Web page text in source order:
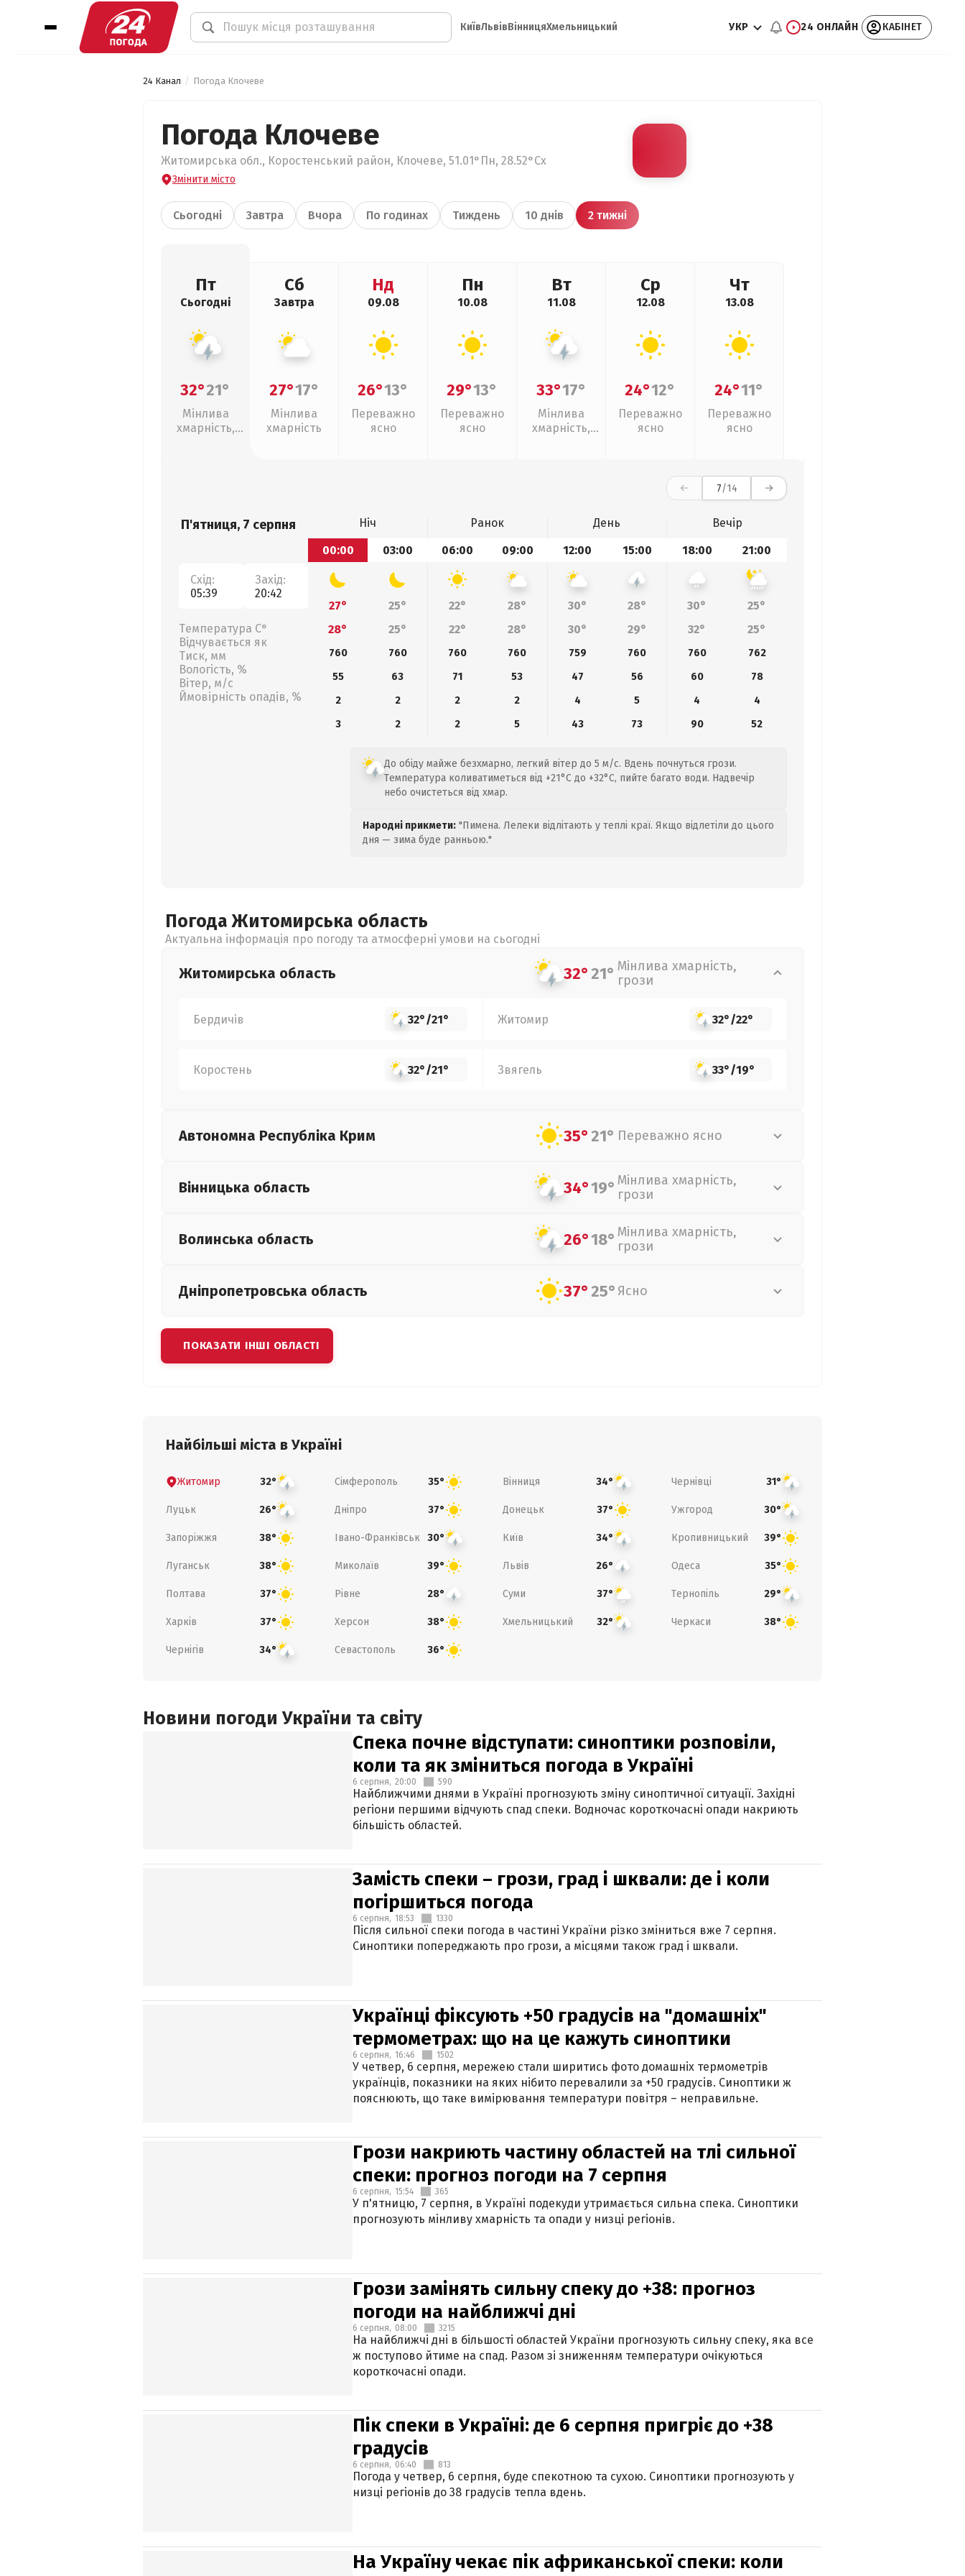
КиївЛьвівВінницяХмельницький УКР 24 ОНЛАЙН КАБІНЕТ
24 Канал Погода Клочеве
Погода Клочеве
Житомирська обл., Коростенський район, Клочеве, 51.01°Пн, 28.52°Сх
Змінити місто
Сьогодні Завтра Вчора По годинах Тиждень 10 днів 2 тижні
Пт
Сьогодні
32°21°
Мінлива
хмарність,
Сб
Завтра
27°17°
Мінлива
хмарність
Нд
09.08
26°13°
Переважно
ясно
Пн
10.08
29°13°
Переважно
ясно
Вт
11.08
33°17°
Мінлива
хмарність,
Ср
12.08
24°12°
Переважно
ясно
Чт
13.08
24°11°
Переважно
ясно
7/14
П'ятниця, 7 серпня
Схід:
05:39
Захід:
20:42
Температура С°
Відчувається як
Тиск, мм
Вологість, %
Вітер, м/с
Ймовірність опадів, %
Ніч Ранок День
Вечір
00:00
03:00 06:00 09:00 12:00 15:00 18:00 21:00
27° 25° 22° 28° 30° 28° 30°
25°
28°
25° 22° 28° 30° 29° 32° 25°
760 760 760 760 759 760 760
762
55
63 71 53 47 56 60
78
2
2 2 2 4 5 4
4
3
2 2 5 43 73 90 52
До обіду майже безхмарно, легкий вітер до 5 м/с. Вдень почнуться грози.
Температура коливатиметься від +21°C до +32°C, пийте багато води. Надвечір
небо очистеться від хмар.
Народні прикмети: "Пимена. Лелеки відлітають у теплі краї. Якщо відлетіли до цього
дня — зима буде ранньою."
Погода Житомирська область
Актуальна інформація про погоду та атмосферні умови на сьогодні
Житомирська область 32°21° Мінлива хмарність,
грози
Бердичів 32°/21° Житомир 32°/22°
Коростень 32°/21° Звягель 33°/19°
Автономна Республіка Крим 35°21° Переважно ясно
Вінницька область 34°19° Мінлива хмарність,
грози
Волинська область 26°18° Мінлива хмарність,
грози
Дніпропетровська область 37°25° Ясно
ПОКАЗАТИ ІНШІ ОБЛАСТІ
Найбільші міста в Україні
Житомир 32° Сімферополь 35° Вінниця 34° Чернівці 31°
Луцьк 26° Дніпро 37° Донецьк 37° Ужгород 30°
Запоріжжя 38° Івано-Франківськ 30° Київ 34° Кропивницький 39°
Луганськ 38° Миколаїв 39° Львів 26° Одеса 35°
Полтава 37° Рівне 28° Суми 37° Тернопіль 29°
Харків 37° Херсон 38° Хмельницький 32° Черкаси 38°
Чернігів 34° Севастополь 36°
Новини погоди України та світу
Спека почне відступати: синоптики розповіли,
коли та як зміниться погода в Україні
6 серпня, 20:00 590
Найближчими днями в Україні прогнозують зміну синоптичної ситуації. Західні
регіони першими відчують спад спеки. Водночас короткочасні опади накриють
більшість областей.
Замість спеки – грози, град і шквали: де і коли
погіршиться погода
6 серпня, 18:53 1330
Після сильної спеки погода в частині України різко зміниться вже 7 серпня.
Синоптики попереджають про грози, а місцями також град і шквали.
Українці фіксують +50 градусів на "домашніх"
термометрах: що на це кажуть синоптики
6 серпня, 16:46 1502
У четвер, 6 серпня, мережею стали ширитись фото домашніх термометрів
українців, показники на яких нібито перевалили за +50 градусів. Синоптики ж
пояснюють, що таке вимірювання температури повітря – неправильне.
Грози накриють частину областей на тлі сильної
спеки: прогноз погоди на 7 серпня
6 серпня, 15:54 365
У п'ятницю, 7 серпня, в Україні подекуди утримається сильна спека. Синоптики
прогнозують мінливу хмарність та опади у низці регіонів.
Грози замінять сильну спеку до +38: прогноз
погоди на найближчі дні
6 серпня, 08:00 3215
На найближчі дні в більшості областей України прогнозують сильну спеку, яка все
ж поступово йтиме на спад. Разом зі зниженням температури очікуються
короткочасні опади.
Пік спеки в Україні: де 6 серпня пригріє до +38
градусів
6 серпня, 06:40 813
Погода у четвер, 6 серпня, буде спекотною та сухою. Синоптики прогнозують у
низці регіонів до 38 градусів тепла вдень.
На Україну чекає пік африканської спеки: коли